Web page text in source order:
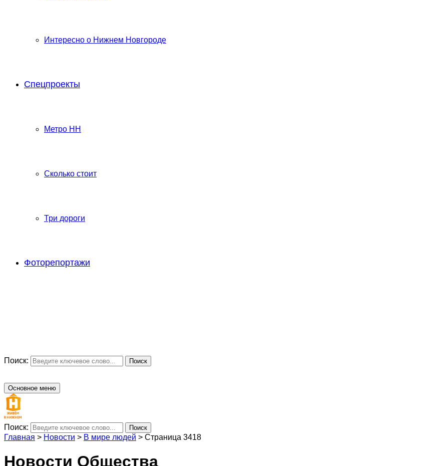
Интересно о Нижнем Новгороде
Спецпроекты
Метро НН
Сколько стоит
Три дороги
Фоторепортажи
Поиск: Поиск
Основное меню
Поиск: Поиск
Главная > Новости > В мире людей > Страница 3418
Новости Общества